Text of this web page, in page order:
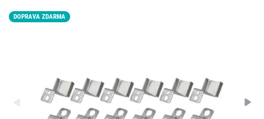
DOPRAVA ZDARMA